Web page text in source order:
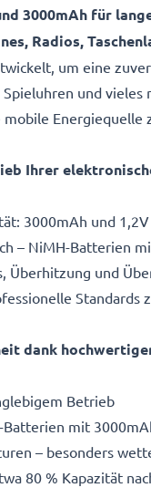
3000mAh für
Radios,
um eine
und
mobile
Ihrer
3000mAh und 1,2V
– NiMH-Batterien
und
Standards
dank
Betrieb
mit
– besonders
80 % Kapazität